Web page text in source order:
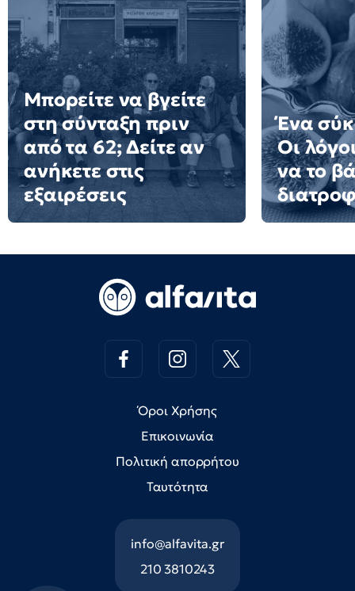
Μπορείτε να βγείτε
στη σύνταξη πριν
από τα 62; Δείτε αν
ανήκετε στις
εξαιρέσεις
Ένα
Οι
να το
Όροι Χρήσης
Επικοινωνία
Πολιτική απορρήτου
Ταυτότητα
info@alfavita.gr
210 3810243